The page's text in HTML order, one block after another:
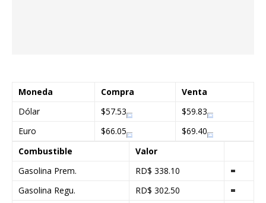
Moneda Compra
Venta
Dólar
$57.53
$59.83
Euro
$66.05
$69.40
Combustible
Valor
Gasolina Prem.
RD$ 338.10
=
Gasolina Regu.
RD$ 302.50
=